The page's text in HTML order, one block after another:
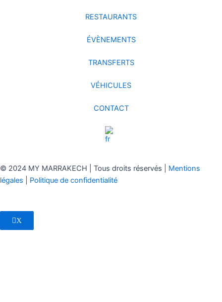
RESTAURANTS
ÉVÈNEMENTS
TRANSFERTS
VÉHICULES
CONTACT
© 2024 MY MARRAKECH | Tous droits réservés | Mentions
légales
Politique de confidentialité
X